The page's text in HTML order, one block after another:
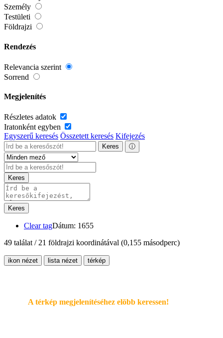
Személy
Testületi
Földrajzi
Rendezés
Relevancia szerint
Sorrend
Megjelenítés
Részletes adatok
Iratonként egyben
Egyszerű keresés Összetett keresés Kifejezés
Keres ⓘ
Keres
Keres
Clear tagDátum: 1655
49 találat / 21 földrajzi koordinátával (0,155 másodperc)
ikon nézet lista nézet térkép
A térkép megjelenítéséhez elöbb keressen!